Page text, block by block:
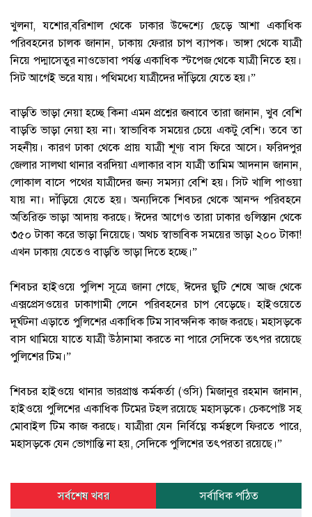
খুলনা, যশোর,বরিশাল থেকে ঢাকার উদ্দেশ্যে ছেড়ে আশা একাধিক
পরিবহনের চালক জানান, ঢাকায় ফেরার চাপ ব্যাপক। ভাঙ্গা থেকে যাত্রী
নিয়ে পদ্মাসেতুর নাওডোবা পর্যন্ত একাধিক স্টপেজ থেকে যাত্রী নিতে হয়।
সিট আগেই ভরে যায়। পথিমধ্যে যাত্রীদের দাঁড়িয়ে যেতে হয়।”
‎বাড়তি ভাড়া নেয়া হচ্ছে কিনা এমন প্রশ্নের জবাবে তারা জানান, খুব বেশি
বাড়তি ভাড়া নেয়া হয় না। স্বাভাবিক সময়ের চেয়ে একটু বেশি। তবে তা
সহনীয়। কারণ ঢাকা থেকে প্রায় যাত্রী শূণ্য বাস ফিরে আসে। ফরিদপুর
জেলার ‎সালথা থানার বরদিয়া এলাকার বাস যাত্রী তামিম আদনান জানান,
লোকাল বাসে পথের যাত্রীদের জন্য সমস্যা বেশি হয়। সিট খালি পাওয়া
যায় না। দাঁড়িয়ে যেতে হয়। অন্যদিকে শিবচর থেকে আনন্দ পরিবহনে
অতিরিক্ত ভাড়া আদায় করছে। ঈদের আগেও তারা ঢাকার গুলিস্তান থেকে
৩৫০ টাকা করে ভাড়া নিয়েছে। অথচ স্বাভাবিক সময়ের ভাড়া ২০০ টাকা!
এখন ঢাকায় যেতেও বাড়তি ভাড়া দিতে হচ্ছে।”
‎শিবচর হাইওয়ে পুলিশ সূত্রে জানা গেছে, ঈদের ছুটি শেষে আজ থেকে
এক্সপ্রেসওয়ের ঢাকাগামী লেনে পরিবহনের চাপ বেড়েছে। হাইওয়েতে
দূর্ঘটনা এড়াতে পুলিশের একাধিক টিম সাবক্ষনিক কাজ করছে। মহাসড়কে
বাস থামিয়ে যাতে যাত্রী উঠানামা করতে না পারে সেদিকে তৎপর রয়েছে
পুলিশের টিম।”
‎শিবচর হাইওয়ে থানার ভারপ্রাপ্ত কর্মকর্তা (ওসি) মিজানুর রহমান জানান,
হাইওয়ে পুলিশের একাধিক টিমের টহল রয়েছে মহাসড়কে। চেকপোষ্ট সহ
মোবাইল টিম কাজ করছে। যাত্রীরা যেন নির্বিঘ্নে কর্মস্থলে ফিরতে পারে,
মহাসড়কে যেন ভোগান্তি না হয়, সেদিকে পুলিশের তৎপরতা রয়েছে।”
সর্বশেষ খবর সর্বাধিক পঠিত